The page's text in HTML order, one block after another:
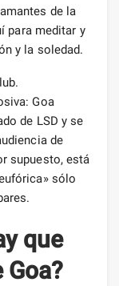
de la
para meditar y
y la soledad.
Goa
de LSD y se
de
supuesto, está
sólo
que
Goa?